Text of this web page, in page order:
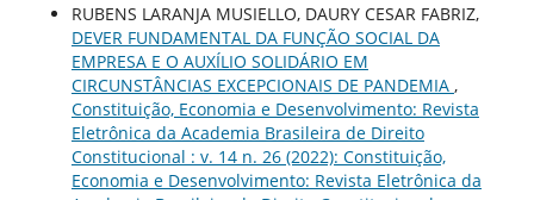
RUBENS LARANJA MUSIELLO, DAURY CESAR FABRIZ,
DEVER FUNDAMENTAL DA FUNÇÃO SOCIAL DA
EMPRESA E O AUXÍLIO SOLIDÁRIO EM
CIRCUNSTÂNCIAS EXCEPCIONAIS DE PANDEMIA ,
Constituição, Economia e Desenvolvimento: Revista
Eletrônica da Academia Brasileira de Direito
Constitucional : v. 14 n. 26 (2022): Constituição,
Economia e Desenvolvimento: Revista Eletrônica da